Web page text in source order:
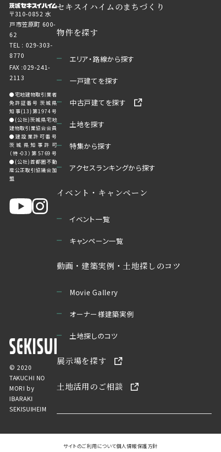
〒310-0852 水
戸市笠原町 600-
62
TEL : 029-303-
8770
FAX :029-241-
2113
●宅地建物取引業者
免許証番号 茨城県
知事(13)第1974号
●(公社)茨城県宅地
建物取引業協会会員
●建設業許可番号
茨城県知事許可
（特-03）第5769号
●(公社)首都圏不動
産公正取引協議会加
盟
© 2020
TAKUCHI NO
MORI by
IBARAKI
SEKISUIHEIM
セキスイハイムのまちづくり
物件を探す
エリア・路線から探す
一戸建てを探す
中古戸建てを探す
土地を探す
特集から探す
アクセスランキングから探す
イベント・キャンペーン
イベント一覧
キャンペーン一覧
動画・建築実例・土地探しのコツ
Movie Gallery
オーナー様建築実例
土地探しのコツ
展示場を探す
土地活用のご相談
サイトのご利用について個人情報保護方針